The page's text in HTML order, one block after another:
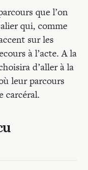
que l’on
qui, comme
sur les
à l’acte. A la
d’aller à la
leur parcours
carcéral.